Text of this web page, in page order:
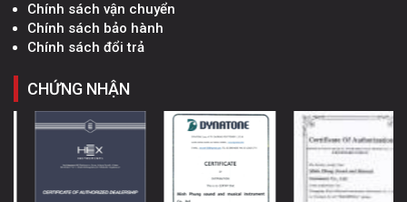
Chính sách vận chuyển
Chính sách bảo hành
Chính sách đổi trả
CHỨNG NHẬN